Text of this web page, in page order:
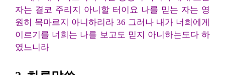
자는 결코 주리지 아니할 터이요 나를 믿는 자는 영
원히 목마르지 아니하리라 36 그러나 내가 너희에게
이르기를 너희는 나를 보고도 믿지 아니하는도다 하
였느니라